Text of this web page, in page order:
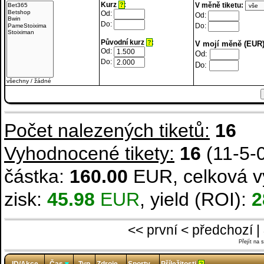
všechny / žádné
Kurz ?
:
Od:
Do:
Původní kurz ?
:
Od:
Do:
V měně tiketu:
Od:
Do:
V mojí měně
Od:
Do:
Počet nalezených tiketů: 16
Vyhodnocené tikety: 16 (11-5-
částka: 160.00 EUR, celková
zisk: 45.98 EUR, yield (ROI):
<< první < předchozí |
Přejít na